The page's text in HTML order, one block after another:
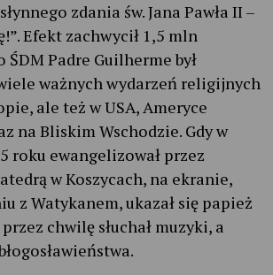
zdania św. Jana Pawła II –
Efekt zachwycił 1,5 mln
ŚDM Padre Guilherme był
ważnych wydarzeń religijnych
ale też w USA, Ameryce
na Bliskim Wschodzie. Gdy w
roku ewangelizował przez
w Koszycach, na ekranie,
z Watykanem, ukazał się papież
chwilę słuchał muzyki, a